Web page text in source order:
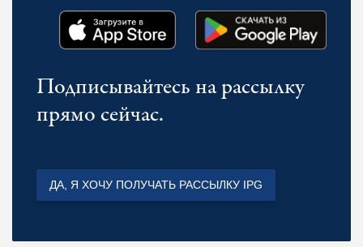
Подписывайтесь на рассылку
прямо сейчас.
ДА, Я ХОЧУ ПОЛУЧАТЬ РАССЫЛКУ IPG